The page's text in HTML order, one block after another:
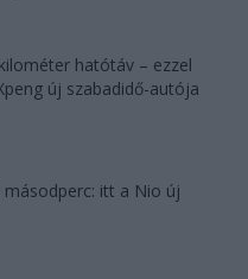
hatótáv – ezzel
új szabadidő-autója
itt a Nio új